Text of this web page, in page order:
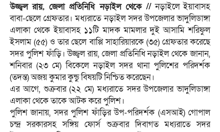
উজ্জ্বল রায়, জেলা প্রতিনিধি নড়াইল থেকে // নড়াইলে ইয়াবাসহ
বাবা-ছেলে গ্রেফতার। মধ্যরাতে নড়াইল সদর উপজেলার ভাদুলিডাঙ্গা
এলাকা থেকে ইয়াবাসহ ১১টি মাদক মামলার দুই আসামি শরিফুল
ইসলাম (৫৫) ও তার ছেলে বাপ্পি সাহারিয়ারকে (৩৫) গ্রেফতার করেছে
সদর পুলিশ ফাঁড়ি। উজ্জ্বল রায়, জেলা প্রতিনিধি নড়াইল থেকে জানান,
শনিবার (২৩ মে) বিকেলে নড়াইল সদর থানা পুলিশের পরিদর্শক
(তদন্ত) অজয় কুমার কুন্ডু বিষয়টি নিশ্চিত করেছেন।
এর আগে, শুক্রবার (২২ মে) মধ্যরাতে সদর উপজেলার ভাদুলিডাঙ্গা
এলাকা থেকে তাকে আটক করে পুলিশ।
পুলিশ জানায়, সদর পুলিশ ফাঁড়ির উপ-পরিদর্শক (এসআই) গোপাল
চন্দ্র সরকারসহ সঙ্গিয় ফোর্স শুক্রবার দিবাগত মধ্যরাতে সদর